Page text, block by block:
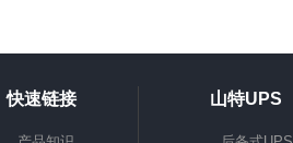
快速链接 山特UPS